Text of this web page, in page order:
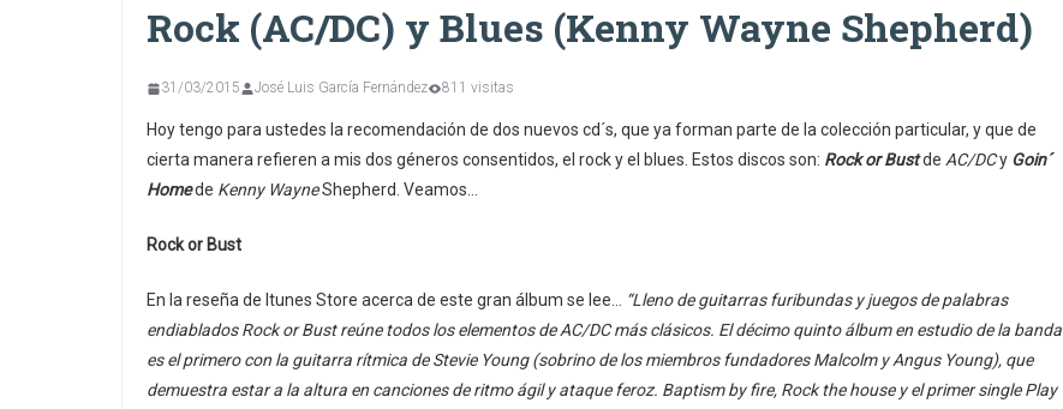
Rock (AC/DC) y Blues (Kenny Wayne Shepherd)
31/03/2015 José Luis García Fernández 811 visitas
Hoy tengo para ustedes la recomendación de dos nuevos cd´s, que ya forman parte de la colección particular, y que de
cierta manera refieren a mis dos géneros consentidos, el rock y el blues. Estos discos son: Rock or Bustde AC/DCy Goin´
Homede Kenny WayneShepherd. Veamos…
Rock or Bust
En la reseña de Itunes Store acerca de este gran álbum se lee…
“Lleno de guitarras furibundas y juegos de palabras
endiablados Rock or Bust reúne todos los elementos de AC/DC más clásicos. El décimo quinto álbum en estudio de la banda
es el primero con la guitarra rítmica de Stevie Young (sobrino de los miembros fundadores Malcolm y Angus Young), que
demuestra estar a la altura en canciones de ritmo ágil y ataque feroz. Baptism by fire, Rock the house y el primer single Play